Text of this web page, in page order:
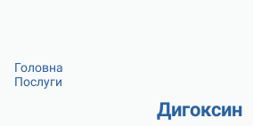
Головна
Послуги
Дигоксин